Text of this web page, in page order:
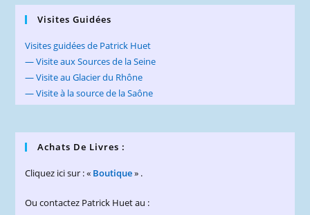
Visites Guidées
Visites guidées de Patrick Huet
— Visite aux Sources de la Seine
— Visite au Glacier du Rhône
— Visite à la source de la Saône
Achats De Livres :
Cliquez ici sur : « Boutique» .
Ou contactez Patrick Huet au :